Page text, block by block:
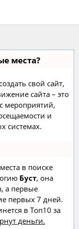
места?
свой сайт,
сайта – это
мероприятий,
и
системах.
в поиске
Буст, она
а первые
первых 7 дней.
в Топ10 за
деньги.